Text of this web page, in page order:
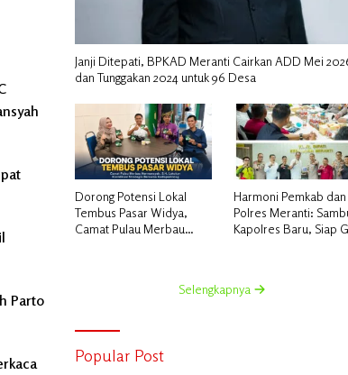
Parto
Janji Ditepati, BPKAD Meranti Cairkan ADD Mei
dan Tunggakan 2024 untuk 96 Desa
Dorong Potensi Lokal
Tembus Pasar Widya,
Camat Pulau Merbau
Harmoni Pemkab dan
Polres Meranti:
Kapolres Baru, Siap
Selengkapnya
Popular Post